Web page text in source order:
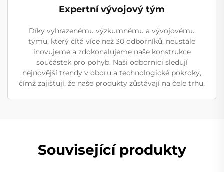
Expertní vývojový tým
Díky vyhrazenému výzkumnému a vývojovému
týmu, který čítá více než 30 odborníků, neustále
inovujeme a zdokonalujeme naše konstrukce
součástek pro pohyb. Naši odborníci sledují
nejnovější trendy v oboru a technologické pokroky,
čímž zajišťují, že naše produkty zůstávají na čele trhu.
Související produkty